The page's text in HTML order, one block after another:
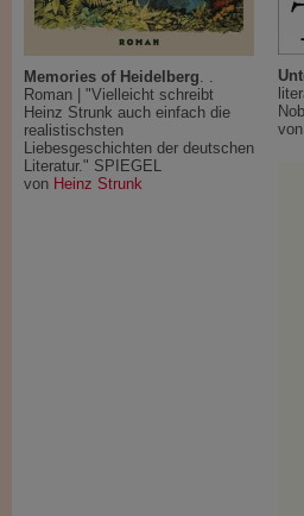
Memories of Heidelberg. .
Roman | "Vielleicht schreibt
Heinz Strunk auch einfach die
realistischsten
Liebesgeschichten der deutschen
Literatur." SPIEGEL
von Heinz Strunk
von